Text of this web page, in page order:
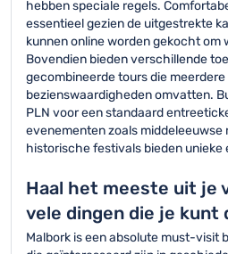
hebben speciale regels.
essentieel gezien de uitgestrekte
kunnen online worden gekocht
Bovendien bieden verschillende
gecombineerde tours die meerdere
bezienswaardigheden omvatten.
PLN voor een standaard
evenementen zoals
historische festivals bieden unieke
Haal het meeste uit je
vele dingen die je kunt
Malbork is een absolute must-visit